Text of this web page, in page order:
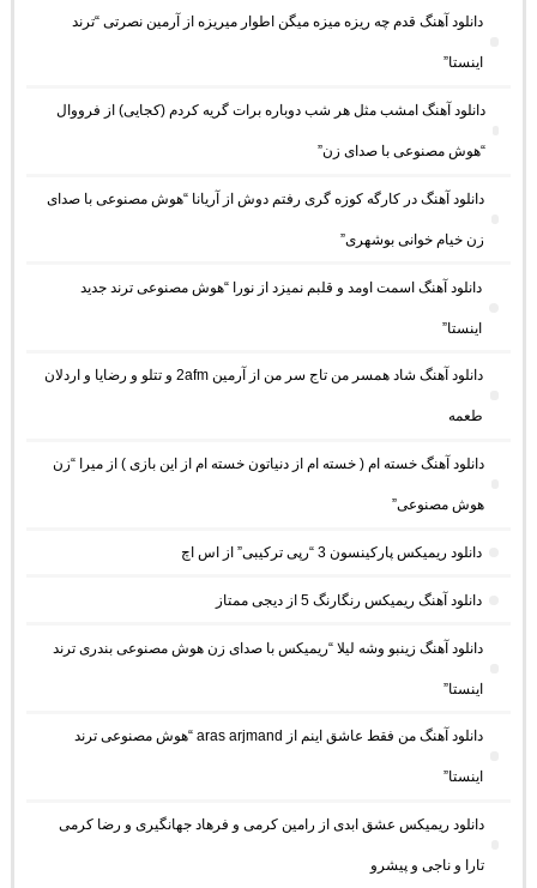
دانلود آهنگ ﻗﺪم ﭼﻪ رﻳﺰه ﻣﻴﺰه ﻣﻴﮕﻦ اﻃﻮار ﻣﻴﺮﻳﺰه از آرمین نصرتی “ترند
اینستا”
دانلود آهنگ امشب مثل هر شب دوباره برات گریه کردم (کجایی) از فرووال
“هوش مصنوعی با صدای زن”
دانلود آهنگ در کارگه کوزه گری رفتم دوش از آریانا “هوش مصنوعی با صدای
زن خیام خوانی بوشهری”
دانلود آهنگ اسمت اومد و قلبم نمیزد از نورا “هوش مصنوعی ترند جدید
اینستا”
دانلود آهنگ شاد همسر من تاج سر من از آرمین 2afm و تتلو و رضایا و اردلان
طعمه
دانلود آهنگ خسته ام ( خسته ام از دنیاتون خسته ام از این بازی ) از میرا “زن
هوش مصنوعی”
دانلود ریمیکس پارکینسون 3 “رپی ترکیبی” از اس اچ
دانلود آهنگ ریمیکس رنگارنگ 5 از دیجی ممتاز
دانلود آهنگ زینبو وشه لیلا “ریمیکس با صدای زن هوش مصنوعی بندری ترند
اینستا”
دانلود آهنگ من فقط عاشق اینم از aras arjmand “هوش مصنوعی ترند
اینستا”
دانلود ریمیکس عشق ابدی از رامین کرمی و فرهاد جهانگیری و رضا کرمی
تارا و ناجی و پیشرو